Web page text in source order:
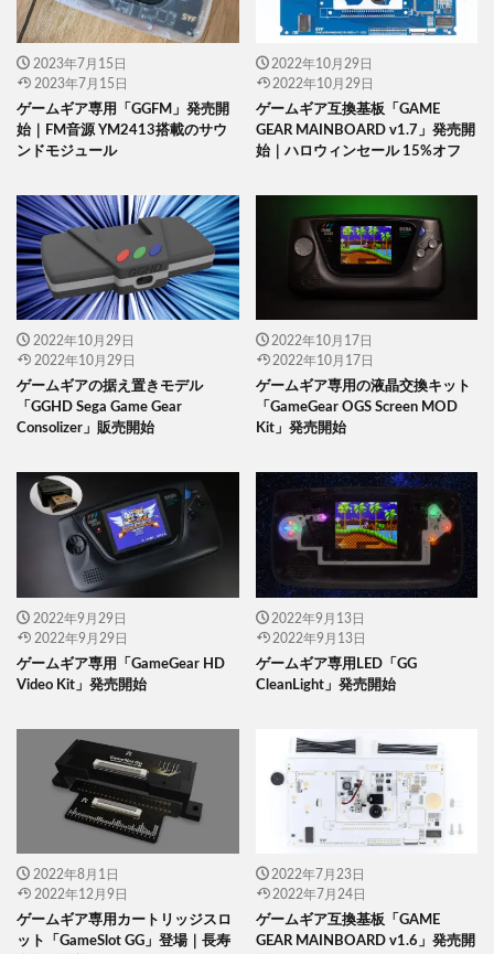
2023年7月15日
2023年7月15日
ゲームギア専用「GGFM」発売開
始｜FM音源 YM2413搭載のサウ
ンドモジュール
2022年10月29日
2022年10月29日
ゲームギア互換基板「GAME
GEAR MAINBOARD v1.7」発売開
始｜ハロウィンセール 15%オフ
2022年10月29日
2022年10月29日
ゲームギアの据え置きモデル
「GGHD Sega Game Gear
Consolizer」販売開始
2022年10月17日
2022年10月17日
ゲームギア専用の液晶交換キット
「GameGear OGS Screen MOD
Kit」発売開始
2022年9月29日
2022年9月29日
ゲームギア専用「GameGear HD
Video Kit」発売開始
2022年9月13日
2022年9月13日
ゲームギア専用LED「GG
CleanLight」発売開始
2022年8月1日
2022年12月9日
ゲームギア専用カートリッジスロ
ット「GameSlot GG」登場｜長寿
2022年7月23日
2022年7月24日
ゲームギア互換基板「GAME
GEAR MAINBOARD v1.6」発売開